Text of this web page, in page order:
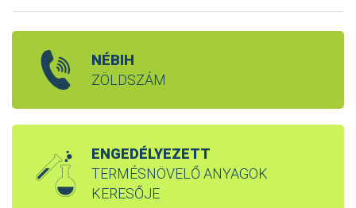
NÉBIH
ZÖLDSZÁM
ENGEDÉLYEZETT
TERMÉSNÖVELŐ ANYAGOK
KERESŐJE